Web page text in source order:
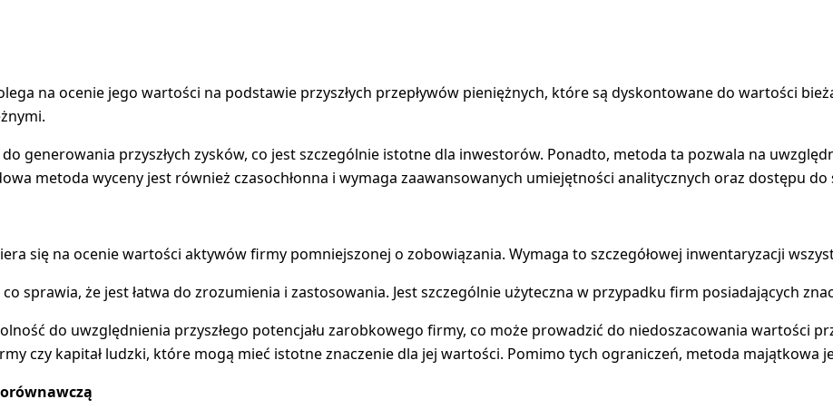
na ocenie jego wartości na podstawie przyszłych przepływów pieniężnych, które są dyskontowane do wartości
generowania przyszłych zysków, co jest szczególnie istotne dla inwestorów. Ponadto, metoda ta pozwala na
metoda wyceny jest również czasochłonna i wymaga zaawansowanych umiejętności analitycznych oraz
się na ocenie wartości aktywów firmy pomniejszonej o zobowiązania. Wymaga to szczegółowej inwentaryzacji
sprawia, że jest łatwa do zrozumienia i zastosowania. Jest szczególnie użyteczna w przypadku firm posiadających
do uwzględnienia przyszłego potencjału zarobkowego firmy, co może prowadzić do niedoszacowania
czy kapitał ludzki, które mogą mieć istotne znaczenie dla jej wartości. Pomimo tych ograniczeń, metoda